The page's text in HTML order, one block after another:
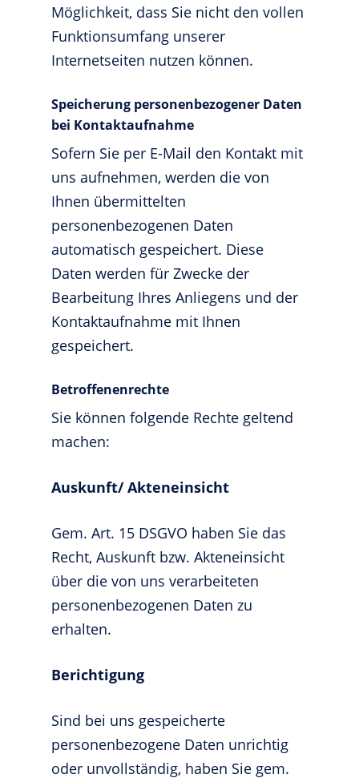
Möglichkeit, dass Sie nicht den vollen
Funktionsumfang unserer
Internetseiten nutzen können.
Speicherung personenbezogener Daten
bei Kontaktaufnahme
Sofern Sie per E-Mail den Kontakt mit
uns aufnehmen, werden die von
Ihnen übermittelten
personenbezogenen Daten
automatisch gespeichert. Diese
Daten werden für Zwecke der
Bearbeitung Ihres Anliegens und der
Kontaktaufnahme mit Ihnen
gespeichert.
Betroffenenrechte
Sie können folgende Rechte geltend
machen:
Auskunft/ Akteneinsicht
Gem. Art. 15 DSGVO haben Sie das
Recht, Auskunft bzw. Akteneinsicht
über die von uns verarbeiteten
personenbezogenen Daten zu
erhalten.
Berichtigung
Sind bei uns gespeicherte
personenbezogene Daten unrichtig
oder unvollständig, haben Sie gem.